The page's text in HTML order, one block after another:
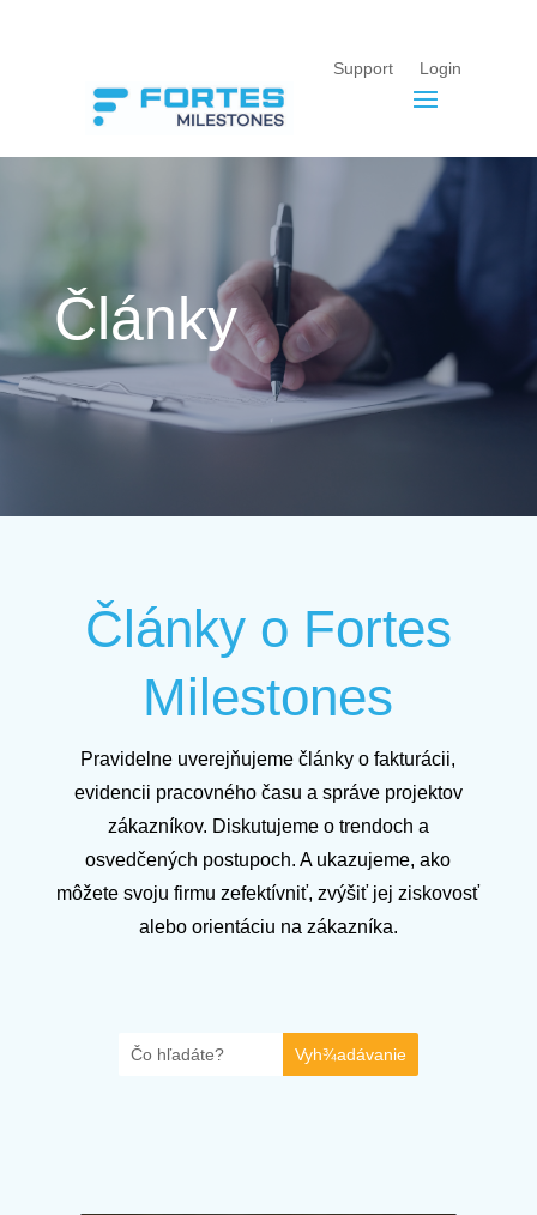
Support Login
Články
Články o Fortes
Milestones
Pravidelne uverejňujeme články o fakturácii,
evidencii pracovného času a správe projektov
zákazníkov. Diskutujeme o trendoch a
osvedčených postupoch. A ukazujeme, ako
môžete svoju firmu zefektívniť, zvýšiť jej ziskovosť
alebo orientáciu na zákazníka.